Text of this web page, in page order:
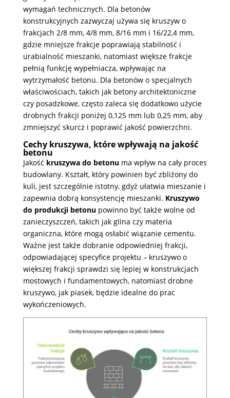
wymagań technicznych. Dla betonów
konstrukcyjnych zazwyczaj używa się kruszyw o
frakcjach 2/8 mm, 4/8 mm, 8/16 mm i 16/22,4 mm,
gdzie mniejsze frakcje poprawiają stabilność i
urabialność mieszanki, natomiast większe frakcje
pełnią funkcję wypełniacza, wpływając na
wytrzymałość betonu​. Dla betonów o specjalnych
właściwościach, takich jak betony architektoniczne
czy posadzkowe, często zaleca się dodatkowo użycie
drobnych frakcji poniżej 0,125 mm lub 0,25 mm, aby
zmniejszyć skurcz i poprawić jakość powierzchni.
Cechy kruszywa, które wpływają na jakość
betonu
Jakość kruszywa do betonuma wpływ na cały proces
budowlany. Kształt, który powinien być zbliżony do
kuli, jest szczególnie istotny, gdyż ułatwia mieszanie i
zapewnia dobrą konsystencję mieszanki. Kruszywo
do produkcji betonu powinno być także wolne od
zanieczyszczeń, takich jak glina czy materia
organiczna, które mogą osłabić wiązanie cementu.
Ważne jest także dobranie odpowiedniej frakcji,
odpowiadającej specyfice projektu – kruszywo o
większej frakcji sprawdzi się lepiej w konstrukcjach
mostowych i fundamentowych, natomiast drobne
kruszywo, jak piasek, będzie idealne do prac
wykończeniowych.